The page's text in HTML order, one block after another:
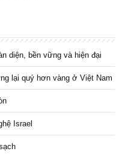
diện, bền vững và hiện đại
lại quý hơn vàng ở Việt Nam
Israel